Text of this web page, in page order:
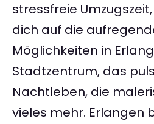
stressfreie
dich auf die
Möglichkeiten in
Stadtzentrum, das
Nachtleben, die
vieles mehr. Erlangen